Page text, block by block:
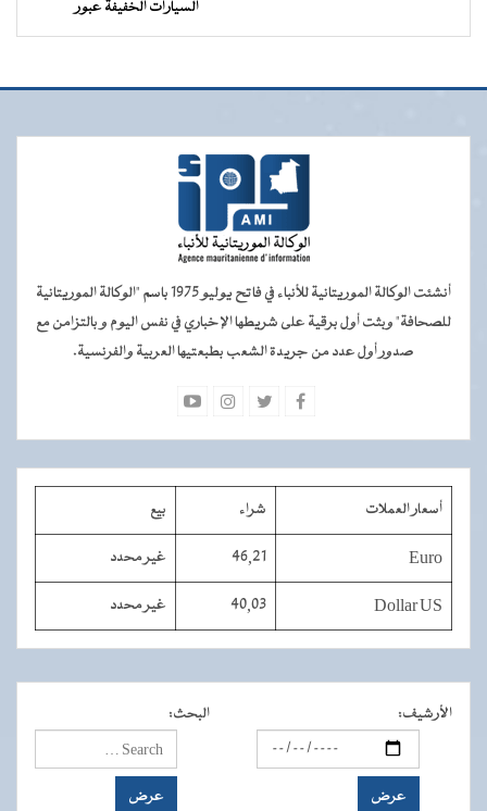
السيارات الخفيفة عبور
أنشئت الوكالة الموريتانية للأنباء في فاتح يوليو 1975 باسم "الوكالة الموريتانية
للصحافة" وبثت أول برقية على شريطها الإخباري في نفس اليوم و بالتزامن مع
صدور أول عدد من جريدة الشعب بطبعتيها العربية والفرنسية.
أسعار العملات شراء بيع
Euro
46,21 غير محدد
Dollar US
40,03 غير محدد
الأرشيف: البحث: